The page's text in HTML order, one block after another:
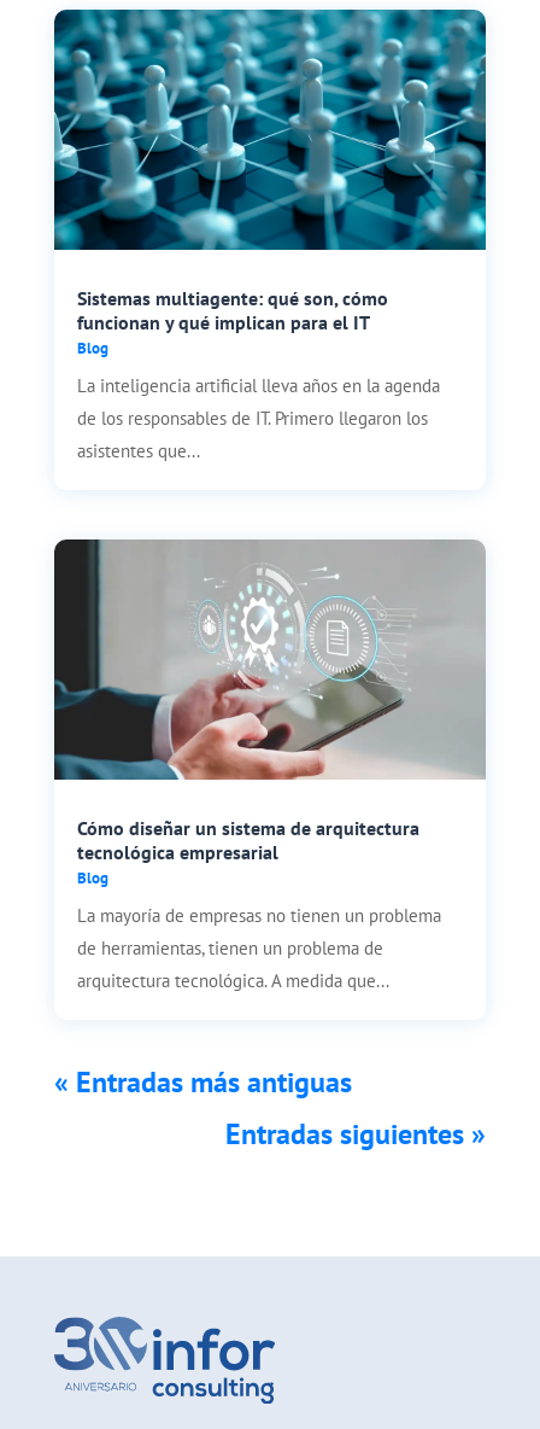
Sistemas multiagente: qué son, cómo
funcionan y qué implican para el IT
Blog
La inteligencia artificial lleva años en la agenda
de los responsables de IT. Primero llegaron los
asistentes que...
Cómo diseñar un sistema de arquitectura
tecnológica empresarial
Blog
La mayoría de empresas no tienen un problema
de herramientas, tienen un problema de
arquitectura tecnológica. A medida que...
« Entradas más antiguas
Entradas siguientes »